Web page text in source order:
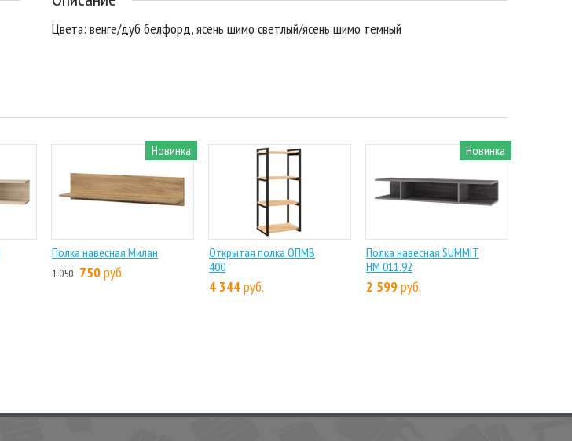
Цвета: венге/дуб белфорд, ясень шимо светлый/ясень шимо темный
Новинка
Полка навесная Милан
1 050 750руб.
Открытая полка ОПМВ
400
4 344руб.
Новинка
Полка навесная SUMMIT
НМ 011.92
2 599руб.